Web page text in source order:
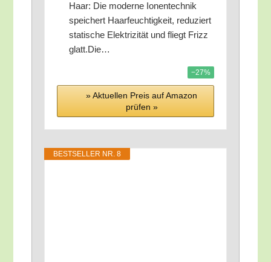
Haar: Die moder­ne Ionen­tech­nik
spei­chert Haar­feuch­tig­keit, redu­ziert
sta­ti­sche Elek­tri­zi­tät und fliegt Frizz
glatt.Die…
−27%
» Aktu­el­len Preis auf Ama­zon
prü­fen »
BEST­SEL­LER NR. 8